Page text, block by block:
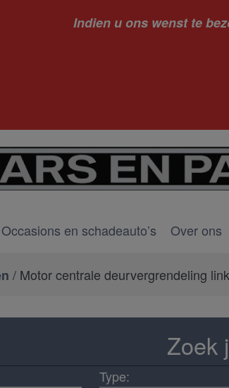
Indien u ons wenst te
Occasions en schadeauto’s Over ons
/ Motor centrale deurvergrendeling
Zoek
Type: